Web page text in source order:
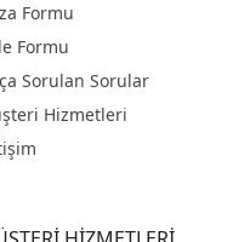
Formu
Formu
Sorulan Sorular
Hizmetleri